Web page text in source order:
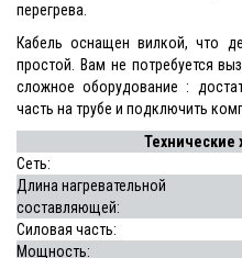
перегрева.
Кабель оснащен вилкой, что
простой. Вам не потребуется
сложное оборудование :
часть на трубе и подключить
Технические
Сеть:
Длина нагревательной
составляющей:
Силовая часть:
Мощность: